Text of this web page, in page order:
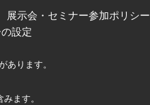
展示会・セミナー参加ポリシー
設定
ります。
ます。